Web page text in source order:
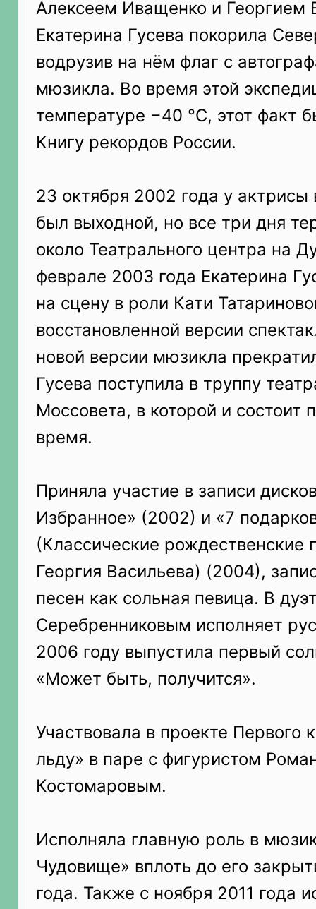
Алексеем Иващенко и Георгием
Екатерина Гусева покорила
водрузив на нём флаг с
мюзикла. Во время этой
температуре −40 °C, этот факт
Книгу рекордов России.
23 октября 2002 года у
был выходной, но все три дня
около Театрального центра на
феврале 2003 года Екатерина
на сцену в роли Кати
восстановленной версии
новой версии мюзикла
Гусева поступила в труппу
Моссовета, в которой и состоит
время.
Приняла участие в записи
Избранное» (2002) и «7
(Классические рождественские
Георгия Васильева) (2004),
песен как сольная певица. В
Серебренниковым исполняет
2006 году выпустила первый
«Может быть, получится».
Участвовала в проекте Первого
льду» в паре с фигуристом
Костомаровым.
Исполняла главную роль в
Чудовище» вплоть до его
года. Также с ноября 2011 года